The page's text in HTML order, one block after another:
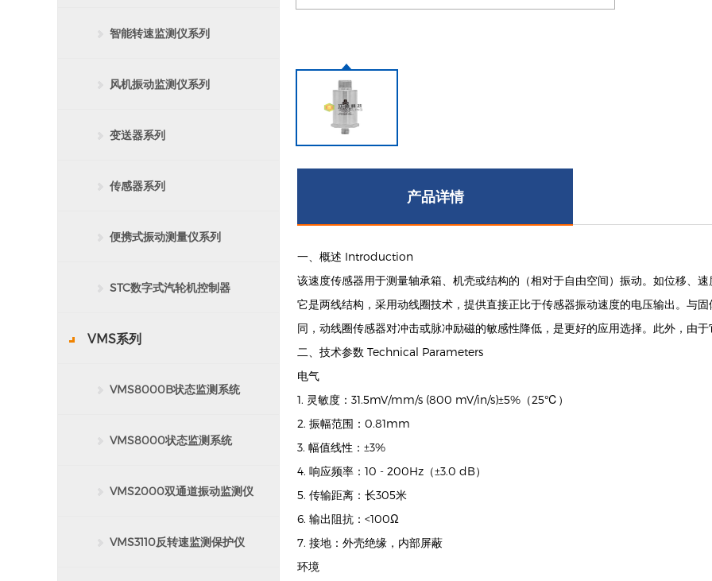
智能转速监测仪系列
风机振动监测仪系列
变送器系列
传感器系列
便携式振动测量仪系列
STC数字式汽轮机控制器
VMS系列
VMS8000B状态监测系统
VMS8000状态监测系统
VMS2000双通道振动监测仪
VMS3110反转速监测保护仪
产品详情
一、概述 Introduction
该速度传感器用于测量轴承箱、机壳或结构的（相对于自由空间）振动。如位移、速
它是两线结构，采用动线圈技术，提供直接正比于传感器振动速度的电压输出。与
同，动线圈传感器对冲击或脉冲励磁的敏感性降低，是更好的应用选择。此外，由
二、技术参数 Technical Parameters
电气
1. 灵敏度：31.5mV/mm/s (800 mV/in/s)±5%（25℃）
2. 振幅范围：0.81mm
3. 幅值线性：±3%
4. 响应频率：10 - 200Hz（±3.0 dB）
5. 传输距离：长305米
6. 输出阻抗：<100Ω
7. 接地：外壳绝缘，内部屏蔽
环境